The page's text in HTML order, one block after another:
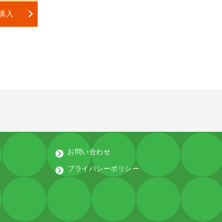
入
お問い合わせ
プライバシーポリシー